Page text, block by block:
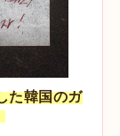
た韓国のガ